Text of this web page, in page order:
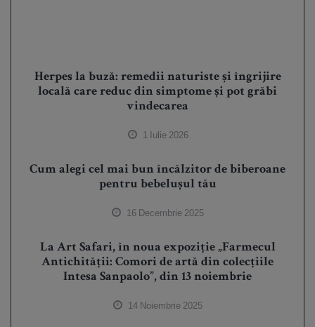
Herpes la buză: remedii naturiste și îngrijire
locală care reduc din simptome și pot grăbi
vindecarea
1 Iulie 2026
Cum alegi cel mai bun încălzitor de biberoane
pentru bebelușul tău
16 Decembrie 2025
La Art Safari, în noua expoziție „Farmecul
Antichității: Comori de artă din colecțiile
Intesa Sanpaolo”, din 13 noiembrie
14 Noiembrie 2025